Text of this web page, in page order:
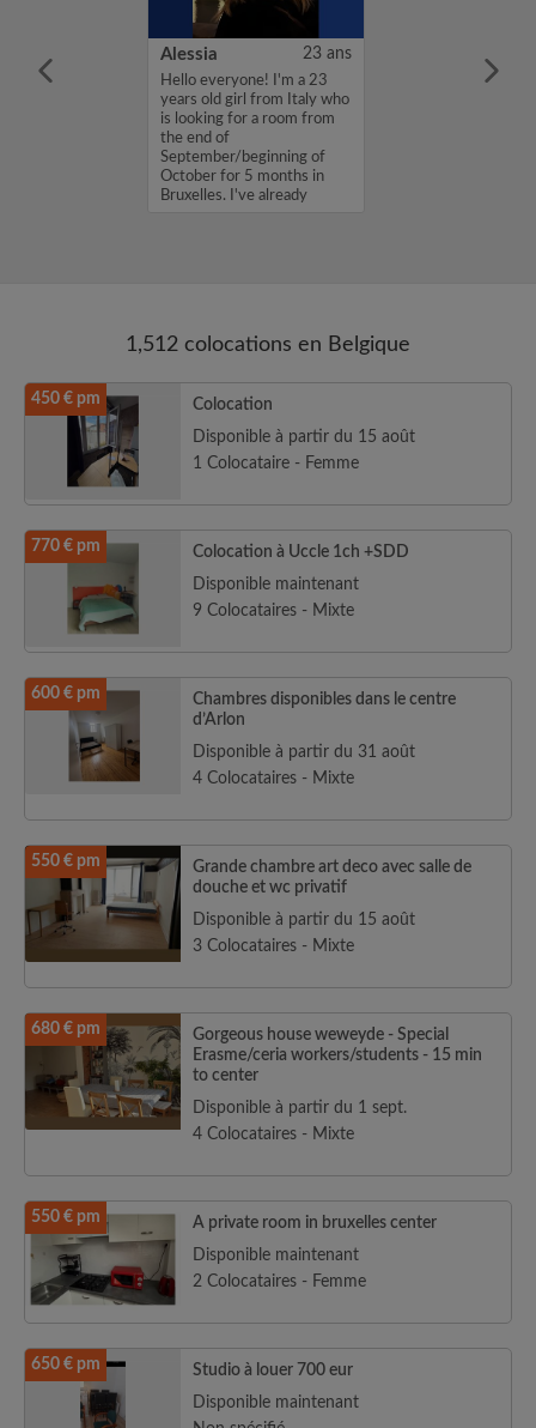
Alessia 23 ans
Hello everyone! I'm a 23
years old girl from Italy who
is looking for a room from
the end of
September/beginning of
October for 5 months in
Bruxelles. I've already
1,512 colocations en Belgique
450 € pm
Colocation
Disponible à partir du 15 août
1 Colocataire - Femme
770 € pm
Colocation à Uccle 1ch +SDD
Disponible maintenant
9 Colocataires - Mixte
600 € pm
Chambres disponibles dans le centre
d’Arlon
Disponible à partir du 31 août
4 Colocataires - Mixte
550 € pm
Grande chambre art deco avec salle de
douche et wc privatif
Disponible à partir du 15 août
3 Colocataires - Mixte
680 € pm
Gorgeous house weweyde - Special
Erasme/ceria workers/students - 15 min
to center
Disponible à partir du 1 sept.
4 Colocataires - Mixte
550 € pm
A private room in bruxelles center
Disponible maintenant
2 Colocataires - Femme
650 € pm
Studio à louer 700 eur
Disponible maintenant